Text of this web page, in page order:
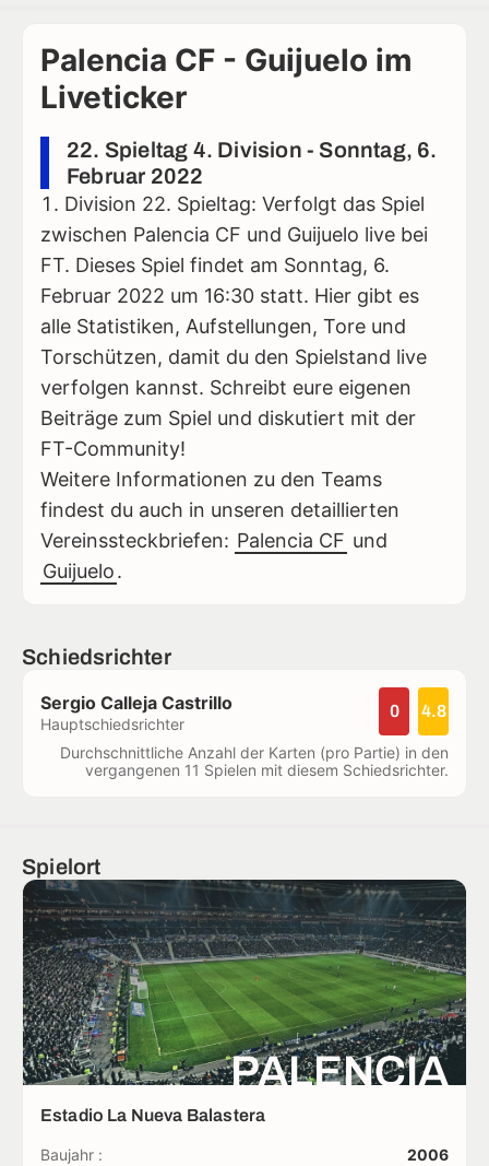
Palencia CF - Guijuelo im
Liveticker
22. Spieltag 4. Division - Sonntag, 6.
Februar 2022
Division 22. Spieltag: Verfolgt das Spiel
zwischen Palencia CF und Guijuelo live bei
FT. Dieses Spiel findet am Sonntag, 6.
Februar 2022 um 16:30 statt. Hier gibt es
alle Statistiken, Aufstellungen, Tore und
Torschützen, damit du den Spielstand live
verfolgen kannst. Schreibt eure eigenen
Beiträge zum Spiel und diskutiert mit der
FT-Community!
Weitere Informationen zu den Teams
findest du auch in unseren detaillierten
Vereinssteckbriefen: Palencia CF und
Guijuelo.
Schiedsrichter
Sergio Calleja Castrillo
Hauptschiedsrichter
0 4.8
Durchschnittliche Anzahl der Karten (pro Partie) in den
vergangenen 11 Spielen mit diesem Schiedsrichter.
Spielort
PALENCIA
Estadio La Nueva Balastera
Baujahr : 2006